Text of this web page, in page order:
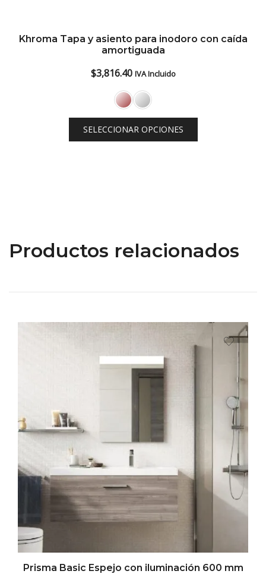
Khroma Tapa y asiento para inodoro con caída
amortiguada
$3,816.40 IVA Incluido
SELECCIONAR OPCIONES
Productos relacionados
Prisma Basic Espejo con iluminación 600 mm